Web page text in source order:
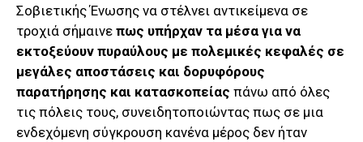
Σοβιετικής Ένωσης να στέλνει αντικείμενα σε
τροχιά σήμαινε πως υπήρχαν τα μέσα για να
εκτοξεύουν πυραύλους με πολεμικές κεφαλές σε
μεγάλες αποστάσεις και δορυφόρους
παρατήρησης και κατασκοπείας πάνω από όλες
τις πόλεις τους, συνειδητοποιώντας πως σε μια
ενδεχόμενη σύγκρουση κανένα μέρος δεν ήταν